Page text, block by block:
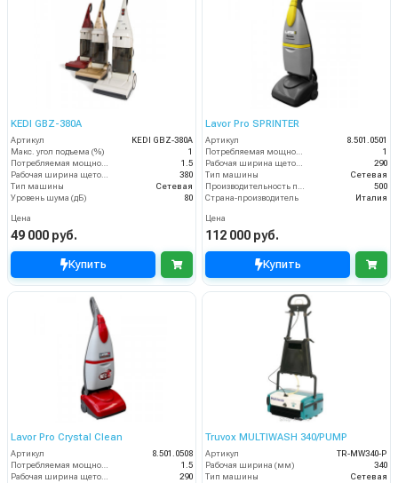
KEDI GBZ-380A
Артикул
KEDI GBZ-380A
Макс. угол подъема (%)
1
1.5
380
Тип машины
Сетевая
Уровень шума (дБ)
80
Цена
49 000 руб.
Купить
Lavor Pro SPRINTER
Артикул
8.501.0501
1
290
Тип машины
Сетевая
500
Страна-производитель
Италия
Цена
112 000 руб.
Купить
Lavor Pro Crystal Clean
Артикул
8.501.0508
Потребляемая мощность (кВт)
1.5
Рабочая ширина щеток (мм)
290
Truvox MULTIWASH 340/PUMP
Артикул
TR-MW340-P
Рабочая ширина (мм)
340
Тип машины
Сетевая